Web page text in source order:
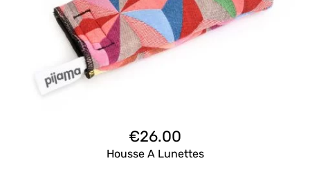
€26.00
Housse A Lunettes